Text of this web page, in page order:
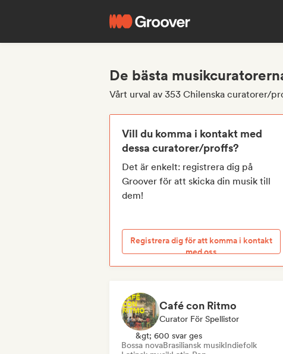
De bästa
Vårt urval av 353 Chilenska curatorer/
Vill du komma i kontakt med
dessa curatorer/proffs?
Det är enkelt: registrera dig på
Groover för att skicka din musik till
dem!
Registrera dig för att komma i kontakt
med oss
Café con Ritmo
Curator För Spellistor
&gt; 600 svar ges
Bossa novaBrasiliansk musikIndiefolk